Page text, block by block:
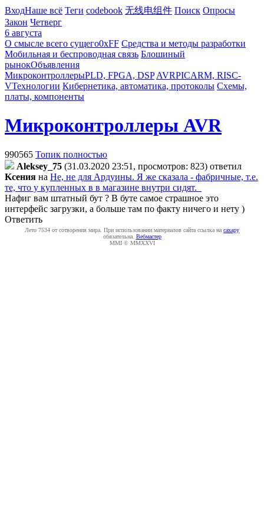
ВходНаше всё Теги codebook 无线电组件 Поиск Опросы
Закон Четверг
6 августа
О смысле всего сущего0xFF Средства и методы разработки
Мобильная и беспроводная связь Блошиный
рынокОбъявления
МикроконтроллерыPLD, FPGA, DSP AVRPICARM, RISC-
VТехнологии Кибернетика, автоматика, протоколы Схемы,
платы, компоненты
Микроконтроллеры AVR
990565 Топик полностью
Aleksey_75 (31.03.2020 23:51, просмотров: 823) ответил
Kceния на Не, не для Ардуины. Я же сказала - фабричные, т.е.
те, что у купленных в в магазине внутри сидят.
Нафиг вам штатный бут ? В буте самое страшное это
интерфейс загрузки, а больше там по факту ничего и нету )
Ответить
Лето 7534 от сотворения мира. При использовании материалов сайта ссылка на caxapу
обязательна. Вебмастер
MMI © MMXXVI